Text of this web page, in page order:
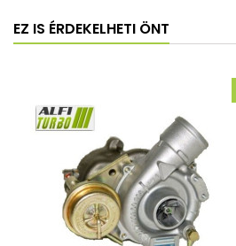
EZ IS ÉRDEKELHETI ÖNT